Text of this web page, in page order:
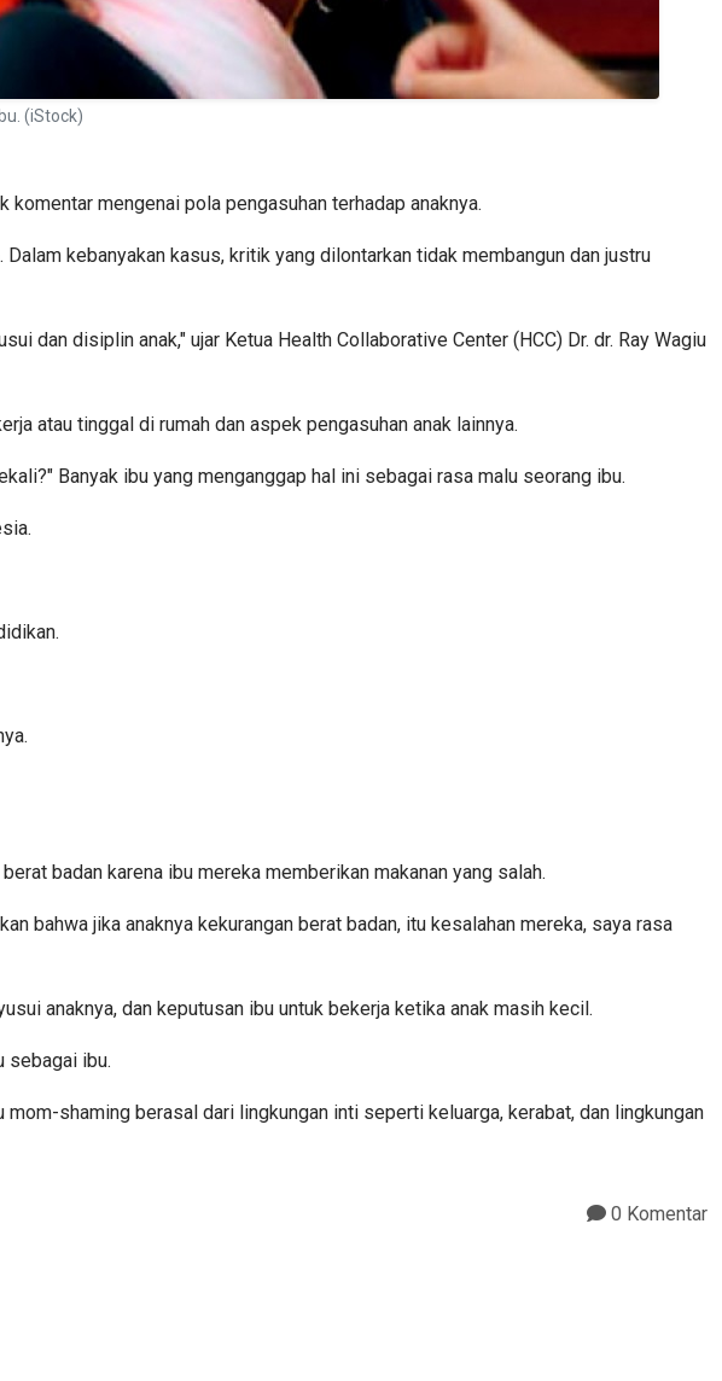
(iStock)
mengenai pola pengasuhan terhadap anaknya.
kebanyakan kasus, kritik yang dilontarkan tidak membangun dan justru
dan disiplin anak," ujar Ketua Health Collaborative Center (HCC) Dr. dr. Ray Wagiu
atau tinggal di rumah dan aspek pengasuhan anak lainnya.
Banyak ibu yang menganggap hal ini sebagai rasa malu seorang ibu.
badan karena ibu mereka memberikan makanan yang salah.
bahwa jika anaknya kekurangan berat badan, itu kesalahan mereka, saya rasa
anaknya, dan keputusan ibu untuk bekerja ketika anak masih kecil.
sebagai ibu.
shaming berasal dari lingkungan inti seperti keluarga, kerabat, dan lingkungan
0 Komentar